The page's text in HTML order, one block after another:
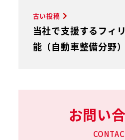
古い投稿
当社で支援するフィ
能（自動車整備分野
お問い